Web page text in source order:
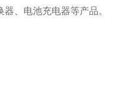
器、电池充电器等产品。